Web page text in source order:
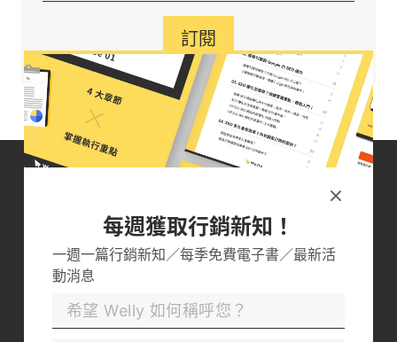
每週獲取行銷新知！
一週一篇行銷新知／每季免費電子書／最新活
動消息
訂閱
台灣最專業的 SEO/GEO 行銷
團隊！
現在就與 Welly 一起將目標關鍵字攻上 Google 首